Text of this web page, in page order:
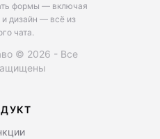
формы — включая
дизайн — всё из
чата.
© 2026 - Все